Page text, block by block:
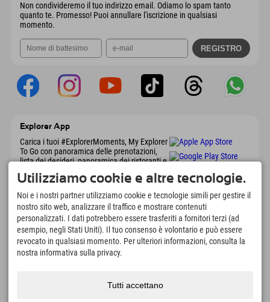
Non condivideremo il tuo indirizzo email. Odiamo lo spam tanto
quanto te. Promesso! Puoi annullare l'iscrizione in qualsiasi
momento.
Explorer App
Carica i tuoi #ExplorerMoments, My Explorer
To Go con panoramica delle prenotazioni,
lista dei desideri, panoramica dei ristoranti e
È tempo di momenti da esploratore
166
Laghi di montagna e piscine
avventura
4.634km
Piste per lo sci e lo
snowboard
8.991km
Utilizziamo cookie e altre tecnologie.
Noi e i nostri partner utilizziamo cookie e tecnologie simili per gestire il
nostro sito web, analizzare il traffico e mostrare contenuti
personalizzati. I dati potrebbero essere trasferiti a fornitori terzi (ad
esempio, negli Stati Uniti). Il tuo consenso è volontario e può essere
revocato in qualsiasi momento. Per ulteriori informazioni, consulta la
nostra informativa sulla privacy.
Tutti accettano